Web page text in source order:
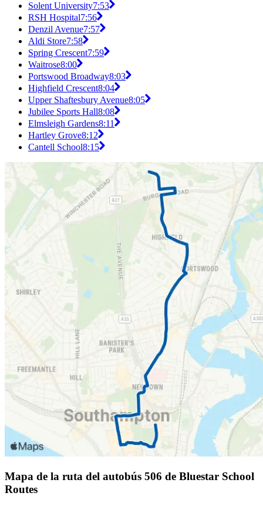
Solent University7:53
RSH Hospital7:56
Denzil Avenue7:57
Aldi Store7:58
Spring Crescent7:59
Waitrose8:00
Portswood Broadway8:03
Highfield Crescent8:04
Upper Shaftesbury Avenue8:05
Jubilee Sports Hall8:08
Elmsleigh Gardens8:11
Hartley Grove8:12
Cantell School8:15
Mapa de la ruta del autobús 506 de Bluestar School
Routes